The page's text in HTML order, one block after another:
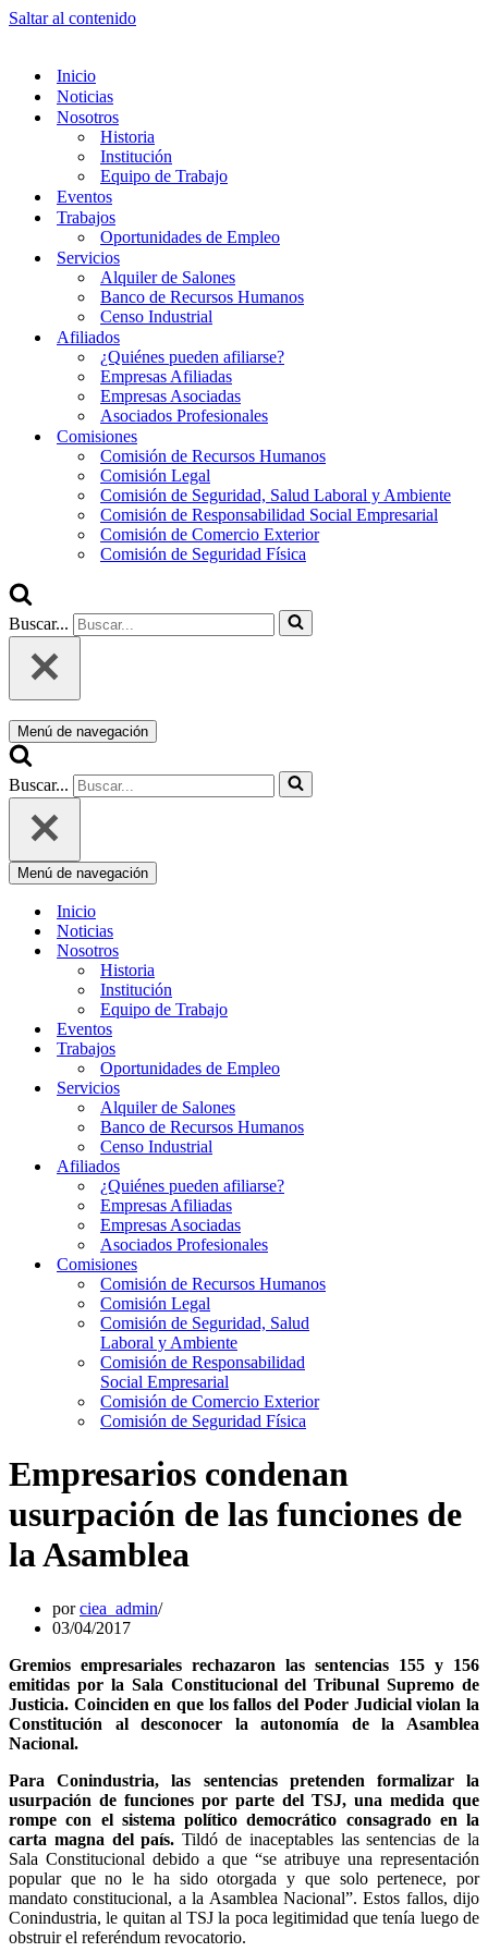
Saltar al contenido
Inicio
Noticias
Nosotros
Historia
Institución
Equipo de Trabajo
Eventos
Trabajos
Oportunidades de Empleo
Servicios
Alquiler de Salones
Banco de Recursos Humanos
Censo Industrial
Afiliados
¿Quiénes pueden afiliarse?
Empresas Afiliadas
Empresas Asociadas
Asociados Profesionales
Comisiones
Comisión de Recursos Humanos
Comisión Legal
Comisión de Seguridad, Salud Laboral y Ambiente
Comisión de Responsabilidad Social Empresarial
Comisión de Comercio Exterior
Comisión de Seguridad Física
Buscar...
Menú de navegación
Buscar...
Menú de navegación
Inicio
Noticias
Nosotros
Historia
Institución
Equipo de Trabajo
Eventos
Trabajos
Oportunidades de Empleo
Servicios
Alquiler de Salones
Banco de Recursos Humanos
Censo Industrial
Afiliados
¿Quiénes pueden afiliarse?
Empresas Afiliadas
Empresas Asociadas
Asociados Profesionales
Comisiones
Comisión de Recursos Humanos
Comisión Legal
Comisión de Seguridad, Salud
Laboral y Ambiente
Comisión de Responsabilidad
Social Empresarial
Comisión de Comercio Exterior
Comisión de Seguridad Física
Empresarios condenan
usurpación de las funciones de
la Asamblea
porciea_admin
03/04/2017
Gremios empresariales rechazaron las sentencias 155 y 156
emitidas por la Sala Constitucional del Tribunal Supremo de
Justicia. Coinciden en que los fallos del Poder Judicial violan la
Constitución al desconocer la autonomía de la Asamblea
Nacional.
Para Conindustria, las sentencias pretenden formalizar la
usurpación de funciones por parte del TSJ, una medida que
rompe con el sistema político democrático consagrado en la
carta magna del país. Tildó de inaceptables las sentencias de la
Sala Constitucional debido a que “se atribuye una representación
popular que no le ha sido otorgada y que solo pertenece, por
mandato constitucional, a la Asamblea Nacional”. Estos fallos, dijo
Conindustria, le quitan al TSJ la poca legitimidad que tenía luego de
obstruir el referéndum revocatorio.